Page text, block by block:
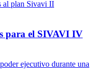
para el SIVAVI IV